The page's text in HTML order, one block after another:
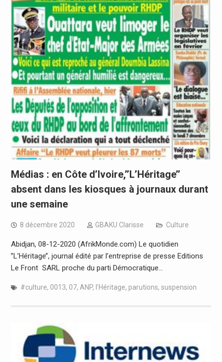
Médias : en Côte d’Ivoire,’’L’Héritage’’
absent dans les kiosques à journaux durant
une semaine
8 décembre 2020 GBAKU Clarisse Culture
Abidjan, 08-12-2020 (AfrikMonde.com) Le quotidien
’’L’Héritage’’, journal édité par l’entreprise de presse Editions
Le Front SARL proche du parti Démocratique…
#culture, 0013, 07, ANP, l'Héritage, parutions, suspension